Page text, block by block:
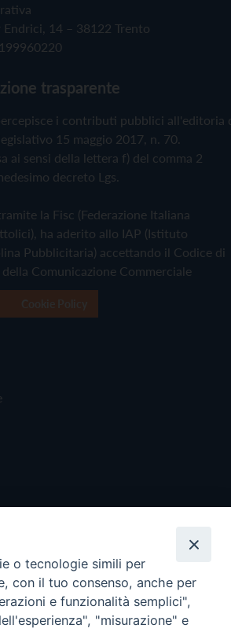
14 – 38122 Trento
trasparente
i contributi pubblici all'editoria
15 maggio 2017, n. 70.
ai sensi della lettera f) del comma 2
decreto Lgs.
la Fisc (Federazione Italiana
ha aderito allo IAP (Istituto
Pubblicitaria) accettando il Codice di
Comunicazione Commerciale
o tecnologie simili per
con il tuo consenso, anche per
e funzionalità semplici",
"misurazione" e